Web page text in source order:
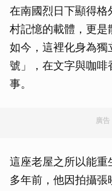
在南國烈日下顯得格
村記憶的載體，更是
如今，這裡化身為獨
號」，在文字與咖啡
事。
廣告
這座老屋之所以能重
多年前，他因拍攝